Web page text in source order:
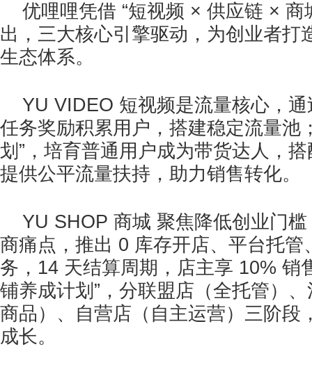
优哩哩凭借 “短视频 × 供应链 × 商
出，三大核心引擎驱动，为创业者打
生态体系。
YU VIDEO 短视频是流量核心，
任务奖励积累用户，搭建稳定流量池
划”，培育普通用户成为带货达人，
提供公平流量扶持，助力销售转化。
YU SHOP 商城 聚焦降低创业门
商痛点，推出 0 库存开店、平台托管
务，14 天结算周期，店主享 10% 销
铺养成计划”，分联盟店（全托管）
商品）、自营店（自主运营）三阶段
成长。